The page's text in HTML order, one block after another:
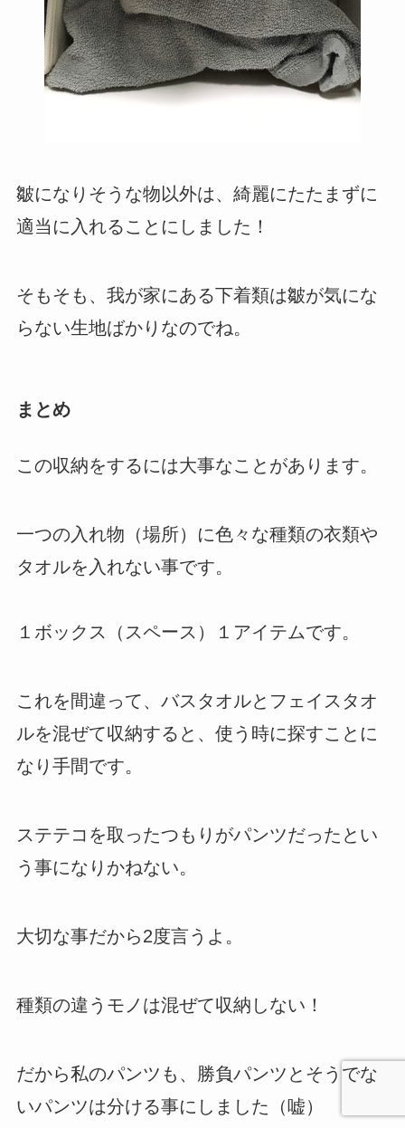
皺になりそうな物以外は、綺麗にたたまずに
適当に入れることにしました！
そもそも、我が家にある下着類は皺が気にな
らない生地ばかりなのでね。
まとめ
この収納をするには大事なことがあります。
一つの入れ物（場所）に色々な種類の衣類や
タオルを入れない事です。
１ボックス（スペース）１アイテムです。
これを間違って、バスタオルとフェイスタオ
ルを混ぜて収納すると、使う時に探すことに
なり手間です。
ステテコを取ったつもりがパンツだったとい
う事になりかねない。
大切な事だから2度言うよ。
種類の違うモノは混ぜて収納しない！
だから私のパンツも、勝負パンツとそうでな
いパンツは分ける事にしました（嘘）